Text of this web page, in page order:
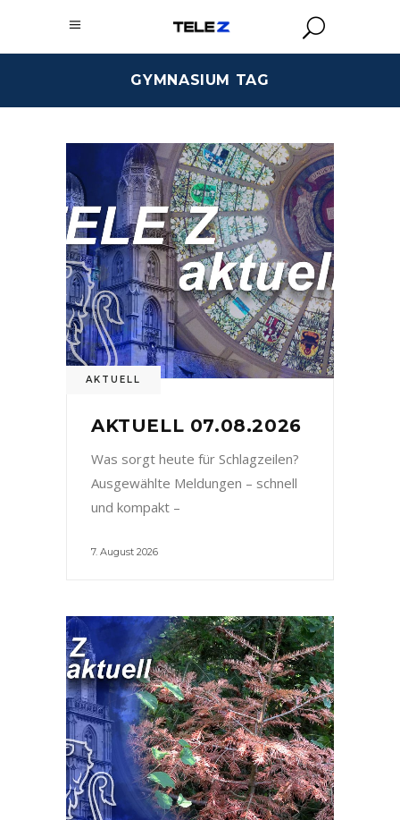
GYMNASIUM TAG
AKTUELL
AKTUELL 07.08.2026
Was sorgt heute für Schlagzeilen?
Ausgewählte Meldungen – schnell
und kompakt –
7. August 2026